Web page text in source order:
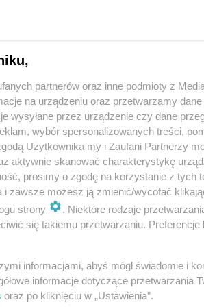
w wysokości 2,5 promila we krwi
z roweru i ukarano go
dostał
karnych za określonewykroczenia
stanie po użyciu alkoholu, czyli
w wysokości1.000 złotych.
0,5 promila, wysokość
partnerów oraz inne podmioty z
na urządzeniu oraz przetwarzamy
wysyłane przez urządzenie czy dane
wybór spersonalizowanych treści,
Użytkownika my i Zaufani Partnerzy
aktywnie skanować charakterystykę
prosimy o zgodę na korzystanie z tych
i zawsze możesz ją zmienić/wycofać
strony
. Niektóre rodzaje
się takiemu przetwarzaniu. Preferencje
informacjami, abyś mógł świadomie i
informacje dotyczące przetwarzania
oraz po kliknięciu w „Ustawienia”.